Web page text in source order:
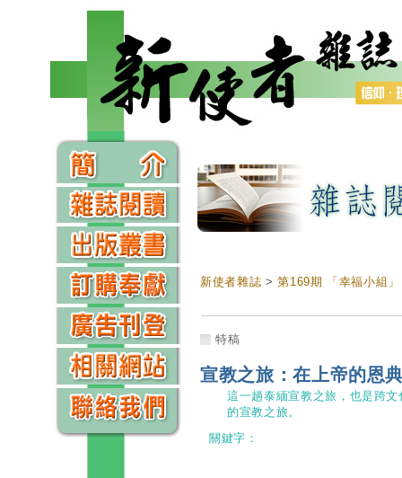
新使者雜誌 >第169期 「幸福小組」
特稿
宣教之旅：在上帝的恩
這一趟泰緬宣教之旅，也是跨
的宣教之旅。
關鍵字：